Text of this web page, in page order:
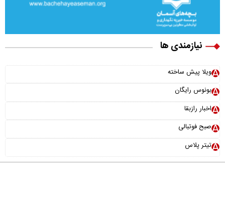
نیازمندی ها
ویلا پیش ساخته
بونوس رایگان
اخبار رازبقا
صبح فوتبالی
تیتر پلاس